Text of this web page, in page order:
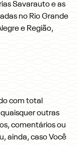
Savarauto e as
no Rio Grande
e Região,
com total
outras
comentários ou
ainda, caso Você